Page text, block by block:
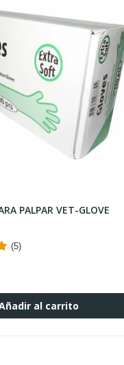
PALPAR VET-GLOVE
(5)
al carrito